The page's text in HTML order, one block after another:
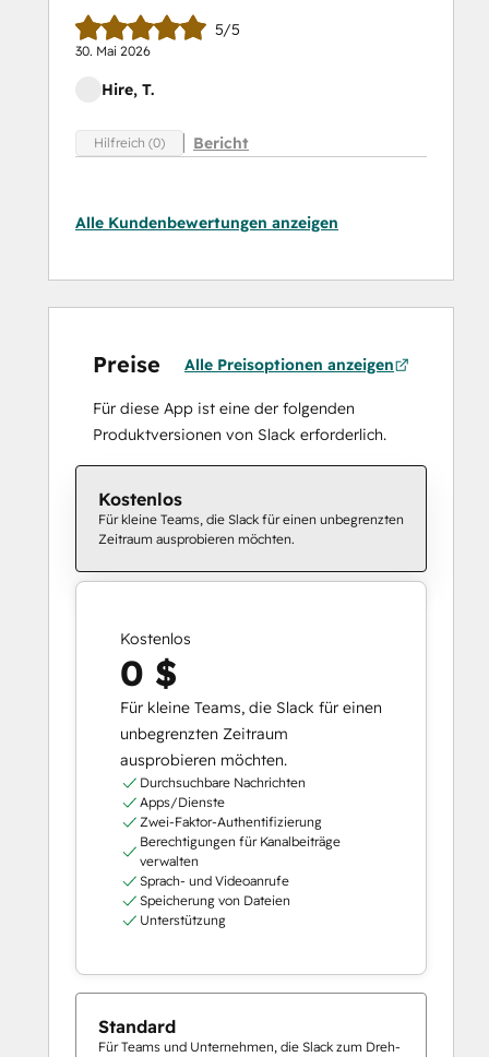
5/5
30. Mai 2026
Hire, T.
Hilfreich (0) Bericht
Alle Kundenbewertungen anzeigen
Preise Alle Preisoptionen anzeigen
Für diese App ist eine der folgenden
Produktversionen von Slack erforderlich.
Kostenlos
Für kleine Teams, die Slack für einen unbegrenzten
Zeitraum ausprobieren möchten.
Kostenlos
0 $
Für kleine Teams, die Slack für einen
unbegrenzten Zeitraum
ausprobieren möchten.
Durchsuchbare Nachrichten
Apps/Dienste
Zwei-Faktor-Authentifizierung
Berechtigungen für Kanalbeiträge
verwalten
Sprach- und Videoanrufe
Speicherung von Dateien
Unterstützung
Standard
Für Teams und Unternehmen, die Slack zum Dreh-